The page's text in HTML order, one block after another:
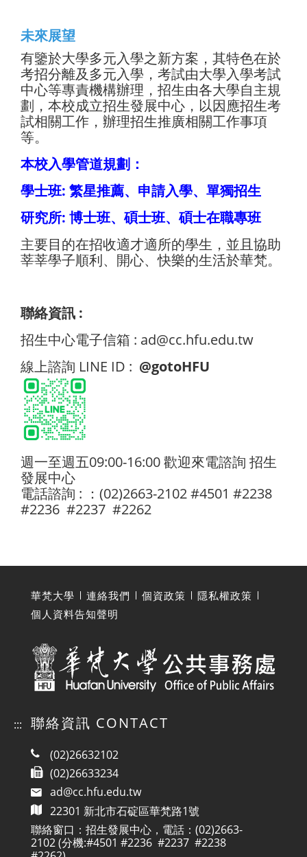
未來展望
有鑒於大學多元入學之新方案，其特色在於
考招分離及多元入學，考試由大學入學考試
中心等專責機構辦理，招生由各大學自主規
劃，本校成立招生發展中心，以因應招生考
試相關工作，辦理招生推廣相關工作事項
等。
本校入學管道規劃：
學士班: 繁星推薦、申請入學、單獨招生
研究所: 博士班、碩士班、碩士在職專班
主要目的在招收適才適所的學生，並且協助
莘莘學子順利、開心、快樂的生活於華梵。
聯絡資訊 :
招生中心電子信箱 : ad@cc.hfu.edu.tw
線上諮詢 LINE ID : @gotoHFU
週一至週五09:00-16:00 歡迎來電諮詢 招生
發展中心
電話諮詢 : ：(02)2663-2102 #4501 #2238
#2236 #2237 #2262
華梵大學 連絡我們 個資政策
隱私權政策
個人資料告知聲明
::: 聯絡資訊 CONTACT
(02)26632102
(02)26633234
ad@cc.hfu.edu.tw
22301 新北市石碇區華梵路1號
聯絡窗口：招生發展中心，電話：(02)2663-
2102 (分機:#4501 #2236 #2237 #2238